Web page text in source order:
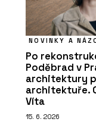
NOVINKY A
Po
Poděbrad v
architektury
architektuře.
Víta
15. 6. 2026